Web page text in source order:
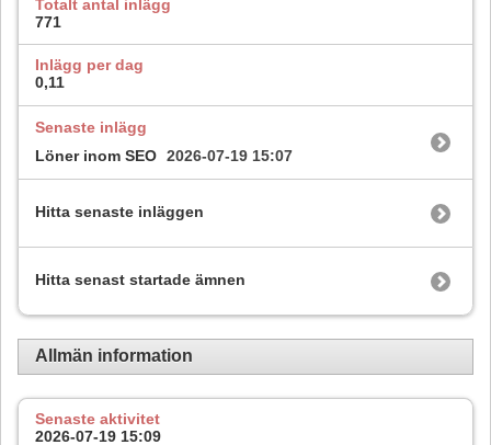
Totalt antal inlägg
771
Inlägg per dag
0,11
Senaste inlägg
Löner inom SEO 2026-07-19 15:07
Hitta senaste inläggen
Hitta senast startade ämnen
Allmän information
Senaste aktivitet
2026-07-19 15:09